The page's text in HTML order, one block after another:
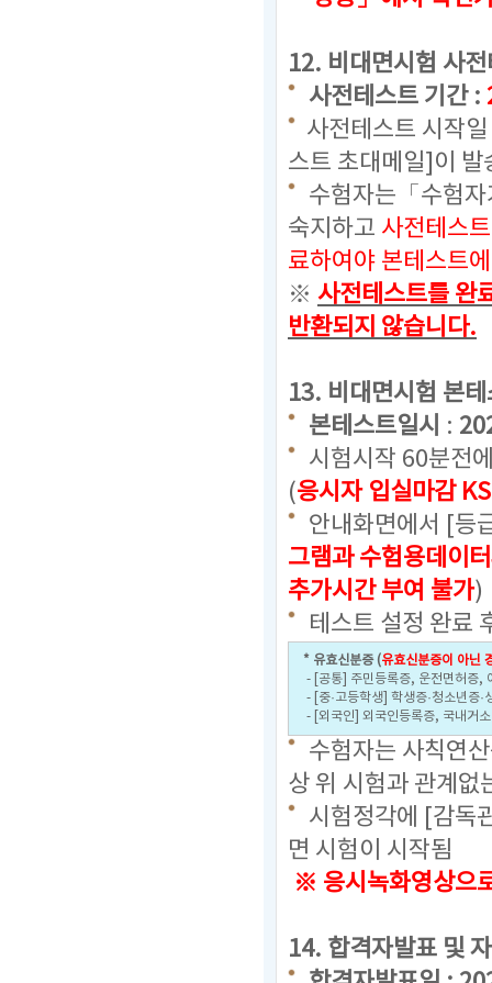
12. 비대면시험 사
사전테스트 기간 :
사전테스트 시작
스트 초대메일]이 발
수험자는「수험
숙지하고 사전테스
료하여야 본테스트
※ 사전테스트를 완
반환되지 않습니다.
13. 비대면시험 본
본테스트일시 :
시험시작 60분전
(응시자 입실마감
안내화면에서 [등
그램과 수험용데이
추가시간 부여 불가)
테스트 설정 완료
* 유효신분증 (유효신분증이 아닌
- [공통] 주민등록증, 운전면허증,
- [중·고등학생] 학생증·청소년증
- [외국인] 외국인등록증, 국내거
수험자는 사칙연
상 위 시험과 관계없
시험정각에 [감독
면 시험이 시작됨
※ 응시녹화영상으
14. 합격자발표 및